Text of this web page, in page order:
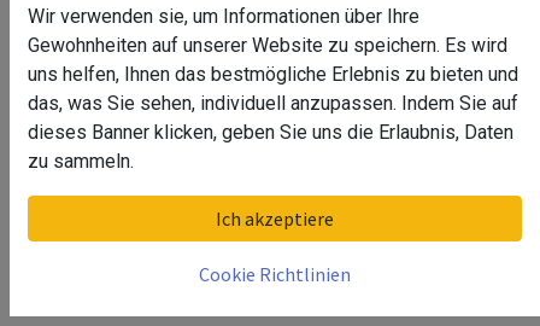
Winkelhalter 45° Annelein
Ausführung
Wir verwenden sie, um Informationen über Ihre
Gewohnheiten auf unserer Website zu speichern. Es wird
uns helfen, Ihnen das bestmögliche Erlebnis zu bieten und
das, was Sie sehen, individuell anzupassen. Indem Sie auf
dieses Banner klicken, geben Sie uns die Erlaubnis, Daten
zu sammeln.
Ich akzeptiere
Cookie Richtlinien